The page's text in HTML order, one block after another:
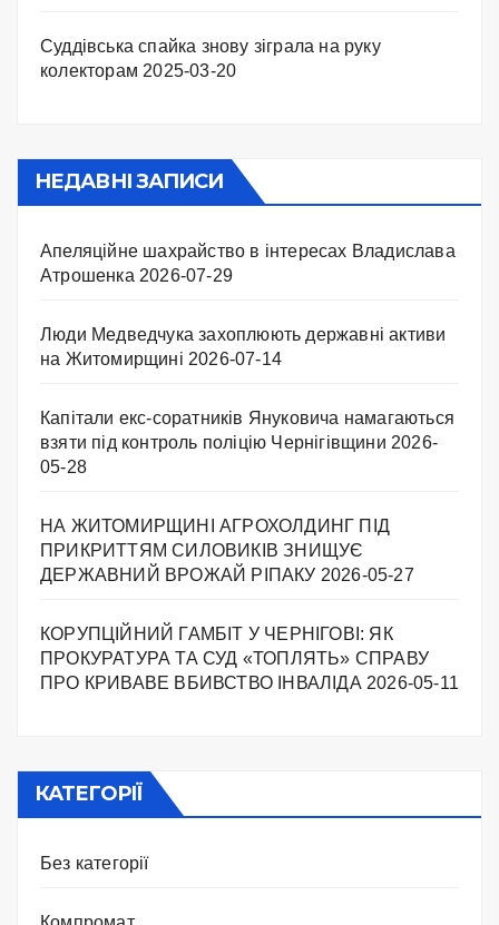
Суддівська спайка знову зіграла на руку
колекторам 2025-03-20
НЕДАВНІ ЗАПИСИ
Апеляційне шахрайство в інтересах Владислава
Атрошенка 2026-07-29
Люди Медведчука захоплюють державні активи
на Житомирщині 2026-07-14
Капітали екс-соратників Януковича намагаються
взяти під контроль поліцію Чернігівщини 2026-
05-28
НА ЖИТОМИРЩИНІ АГРОХОЛДИНГ ПІД
ПРИКРИТТЯМ СИЛОВИКІВ ЗНИЩУЄ
ДЕРЖАВНИЙ ВРОЖАЙ РІПАКУ ​ 2026-05-27
КОРУПЦІЙНИЙ ГАМБІТ У ЧЕРНІГОВІ: ЯК
ПРОКУРАТУРА ТА СУД «ТОПЛЯТЬ» СПРАВУ
ПРО КРИВАВЕ ВБИВСТВО ІНВАЛІДА 2026-05-11
КАТЕГОРІЇ
Без категорії